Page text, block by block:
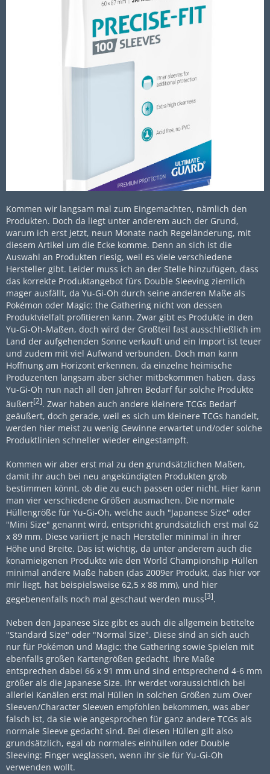
Kommen wir langsam mal zum Eingemachten, nämlich den
Produkten. Doch da liegt unter anderem auch der Grund,
warum ich erst jetzt, neun Monate nach Regeländerung, mit
diesem Artikel um die Ecke komme. Denn an sich ist die
Auswahl an Produkten riesig, weil es viele verschiedene
Hersteller gibt. Leider muss ich an der Stelle hinzufügen, dass
das korrekte Produktangebot fürs Double Sleeving ziemlich
mager ausfällt, da Yu-Gi-Oh durch seine anderen Maße als
Pokémon oder Magic: the Gathering nicht von dessen
Produktvielfalt profitieren kann. Zwar gibt es Produkte in den
Yu-Gi-Oh-Maßen, doch wird der Großteil fast ausschließlich im
Land der aufgehenden Sonne verkauft und ein Import ist teuer
und zudem mit viel Aufwand verbunden. Doch man kann
Hoffnung am Horizont erkennen, da einzelne heimische
Produzenten langsam aber sicher mitbekommen haben, dass
Yu-Gi-Oh nun nach all den Jahren Bedarf für solche Produkte
äußert[2]. Zwar haben auch andere kleinere TCGs Bedarf
geäußert, doch gerade, weil es sich um kleinere TCGs handelt,
werden hier meist zu wenig Gewinne erwartet und/oder solche
Produktlinien schneller wieder eingestampft.
Kommen wir aber erst mal zu den grundsätzlichen Maßen,
damit ihr auch bei neu angekündigten Produkten grob
bestimmen könnt, ob die zu euch passen oder nicht. Hier kann
man vier verschiedene Größen ausmachen. Die normale
Hüllengröße für Yu-Gi-Oh, welche auch "Japanese Size" oder
"Mini Size" genannt wird, entspricht grundsätzlich erst mal 62
x 89 mm. Diese variiert je nach Hersteller minimal in ihrer
Höhe und Breite. Das ist wichtig, da unter anderem auch die
konamieigenen Produkte wie den World Championship Hüllen
minimal andere Maße haben (das 2009er Produkt, das hier vor
mir liegt, hat beispielsweise 62,5 x 88 mm), und hier
gegebenenfalls noch mal geschaut werden muss[3].
Neben den Japanese Size gibt es auch die allgemein betitelte
"Standard Size" oder "Normal Size". Diese sind an sich auch
nur für Pokémon und Magic: the Gathering sowie Spielen mit
ebenfalls großen Kartengrößen gedacht. Ihre Maße
entsprechen dabei 66 x 91 mm und sind entsprechend 4-6 mm
größer als die Japanese Size. Ihr werdet voraussichtlich bei
allerlei Kanälen erst mal Hüllen in solchen Größen zum Over
Sleeven/Character Sleeven empfohlen bekommen, was aber
falsch ist, da sie wie angesprochen für ganz andere TCGs als
normale Sleeve gedacht sind. Bei diesen Hüllen gilt also
grundsätzlich, egal ob normales einhüllen oder Double
Sleeving: Finger weglassen, wenn ihr sie für Yu-Gi-Oh
verwenden wollt.